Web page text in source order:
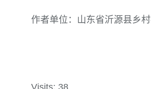
作者单位：山东省沂源县乡
Visits: 38